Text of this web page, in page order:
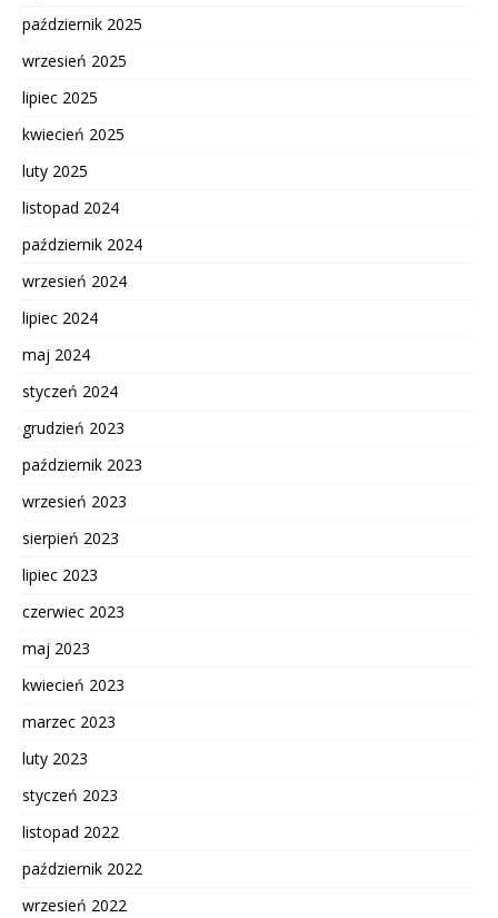
październik 2025
wrzesień 2025
lipiec 2025
kwiecień 2025
luty 2025
listopad 2024
październik 2024
wrzesień 2024
lipiec 2024
maj 2024
styczeń 2024
grudzień 2023
październik 2023
wrzesień 2023
sierpień 2023
lipiec 2023
czerwiec 2023
maj 2023
kwiecień 2023
marzec 2023
luty 2023
styczeń 2023
listopad 2022
październik 2022
wrzesień 2022